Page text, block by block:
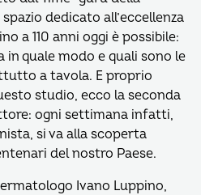
dedicato all’eccellenza
a 110 anni oggi è possibile:
in quale modo e quali sono le
a tavola. E proprio
studio, ecco la seconda
ogni settimana infatti,
si va alla scoperta
del nostro Paese.
Ivano Luppino,